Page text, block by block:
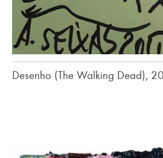
Desenho (The Walking Dead),